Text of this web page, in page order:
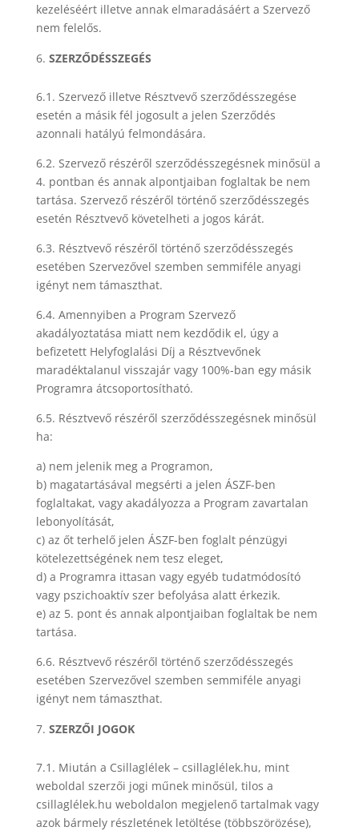
kezeléséért illetve annak elmaradásáért a Szervező
nem felelős.
SZERZŐDÉSSZEGÉS
6.1. Szervező illetve Résztvevő szerződésszegése
esetén a másik fél jogosult a jelen Szerződés
azonnali hatályú felmondására.
6.2. Szervező részéről szerződésszegésnek minősül a
4. pontban és annak alpontjaiban foglaltak be nem
tartása. Szervező részéről történő szerződésszegés
esetén Résztvevő követelheti a jogos kárát.
6.3. Résztvevő részéről történő szerződésszegés
esetében Szervezővel szemben semmiféle anyagi
igényt nem támaszthat.
6.4. Amennyiben a Program Szervező
akadályoztatása miatt nem kezdődik el, úgy a
befizetett Helyfoglalási Díj a Résztvevőnek
maradéktalanul visszajár vagy 100%-ban egy másik
Programra átcsoportosítható.
6.5. Résztvevő részéről szerződésszegésnek minősül
ha:
a) nem jelenik meg a Programon,
b) magatartásával megsérti a jelen ÁSZF-ben
foglaltakat, vagy akadályozza a Program zavartalan
lebonyolítását,
c) az őt terhelő jelen ÁSZF-ben foglalt pénzügyi
kötelezettségének nem tesz eleget,
d) a Programra ittasan vagy egyéb tudatmódosító
vagy pszichoaktív szer befolyása alatt érkezik.
e) az 5. pont és annak alpontjaiban foglaltak be nem
tartása.
6.6. Résztvevő részéről történő szerződésszegés
esetében Szervezővel szemben semmiféle anyagi
igényt nem támaszthat.
SZERZŐI JOGOK
7.1. Miután a Csillaglélek – csillaglélek.hu, mint
weboldal szerzői jogi műnek minősül, tilos a
csillaglélek.hu weboldalon megjelenő tartalmak vagy
azok bármely részletének letöltése (többszörözése),